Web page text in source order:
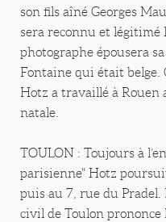
son fils aîné Georges
sera reconnu et légitimé
photographe épousera
Fontaine qui était belge.
Hotz a travaillé à
natale.
TOULON : Toujours à
parisienne" Hotz
puis au 7, rue du
civil de Toulon